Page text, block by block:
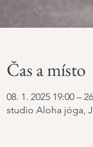
Čas a místo
08. 1. 2025 19:00 –
studio Aloha jóga,